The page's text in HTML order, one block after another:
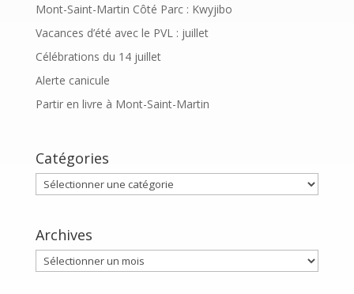
Mont-Saint-Martin Côté Parc : Kwyjibo
Vacances d’été avec le PVL : juillet
Célébrations du 14 juillet
Alerte canicule
Partir en livre à Mont-Saint-Martin
Catégories
Catégories
Archives
Archives